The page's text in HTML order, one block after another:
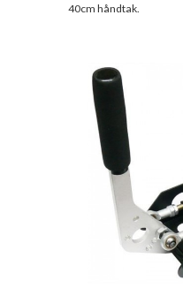
40cm håndtak.